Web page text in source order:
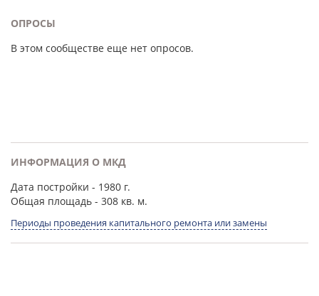
ОПРОСЫ
В этом сообществе еще нет опросов.
ИНФОРМАЦИЯ О МКД
Дата постройки - 1980 г.
Общая площадь - 308 кв. м.
Периоды проведения капитального ремонта или замены